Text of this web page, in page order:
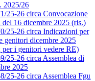
2025/26
25-26 circa Convocazione
16 dicembre 2025 (ris.)
25-26 circa Indicazioni per
genitori dicembre 2025
per i genitori vedere RE)
25-26 circa Assemblea di
2025
25-26 circa Assemblea Fgu